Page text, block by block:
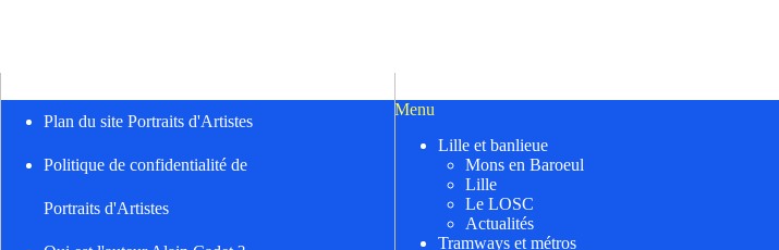
Plan du site Portraits d'Artistes
Politique de confidentialité de
Portraits d'Artistes
Menu
Lille et banlieue
Mons en Baroeul
Lille
Le LOSC
Actualités
Tramways et métros